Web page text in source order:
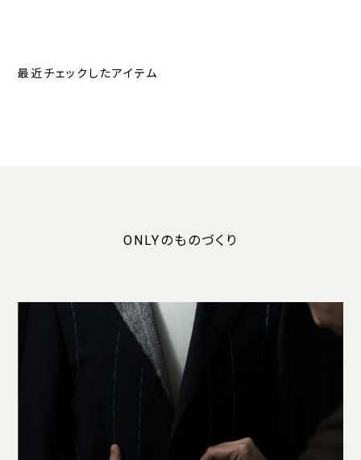
最近チェックしたアイテム
ONLYのものづくり